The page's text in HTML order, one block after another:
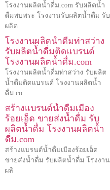
โรงงานผลิตน้ำดื่ม.com รับผลิตน้ำ
ดื่มพบพระ โรงงานรับผลิตน้ำดื่ม รับ
ผลิต
โรงงานผลิตน้ำดื่มท่าสว่าง
รับผลิตน้ำดื่มติดแบรนด์
โรงงานผลิตน้ำดื่ม.com
โรงงานผลิตน้ำดื่มท่าสว่าง รับผลิต
น้ำดื่มติดแบรนด์ โรงงานผลิตน้ำ
ดื่ม.co
สร้างแบรนด์น้ำดื่มเมือง
ร้อยเอ็ด ขายส่งน้ำดื่ม รับ
ผลิตน้ำดื่ม โรงงานผลิตน้ำ
ดื่ม.com
สร้างแบรนด์น้ำดื่มเมืองร้อยเอ็ด
ขายส่งน้ำดื่ม รับผลิตน้ำดื่ม โรงงาน
ผลิ